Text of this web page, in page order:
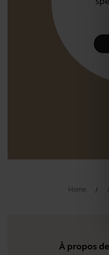
Home
À propos